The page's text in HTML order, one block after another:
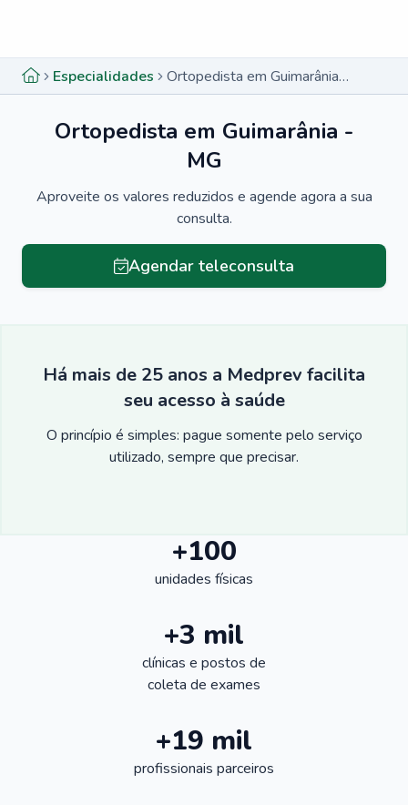
Especialidades Ortopedista em Guimarânia - MG
Ortopedista em Guimarânia -
MG
Aproveite os valores reduzidos e agende agora a sua
consulta.
Agendar teleconsulta
Há mais de 25 anos a Medprev facilita
seu acesso à saúde
O princípio é simples: pague somente pelo serviço
utilizado, sempre que precisar.
+100
unidades físicas
+3 mil
clínicas e postos de
coleta de exames
+19 mil
profissionais parceiros